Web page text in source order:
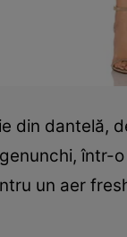
din dantelă,
într-
un aer